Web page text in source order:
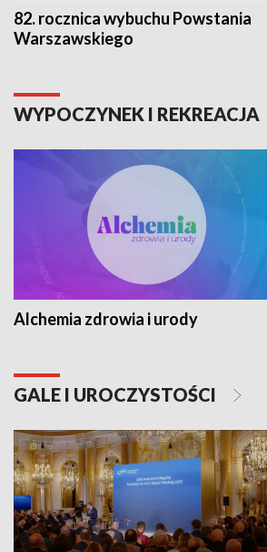
82. rocznica wybuchu Powstania
Warszawskiego
WYPOCZYNEK I REKREACJA
Alchemia zdrowia i urody
GALE I UROCZYSTOŚCI